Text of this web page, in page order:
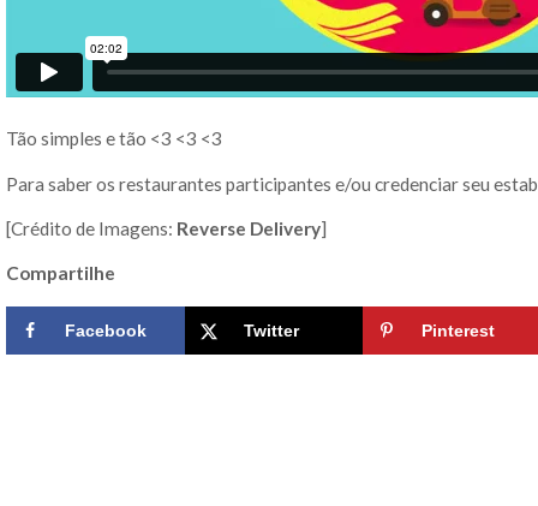
Tão simples e tão <3 <3 <3
Para saber os restaurantes participantes e/ou credenciar seu
[Crédito de Imagens: Reverse Delivery]
Compartilhe
Facebook Twitter Pinterest